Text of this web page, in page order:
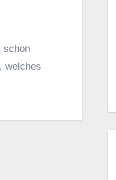
schon
welches